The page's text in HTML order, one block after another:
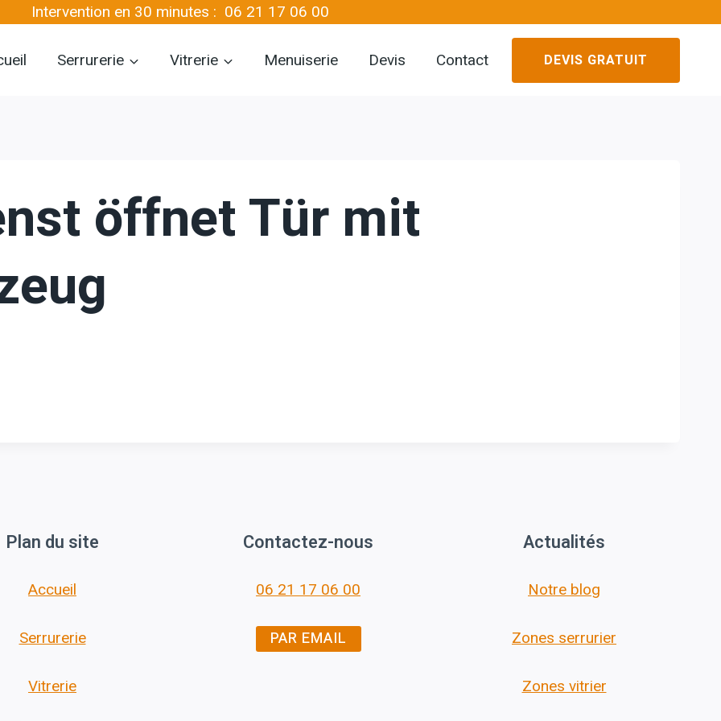
Intervention en 30 minutes : 06 21 17 06 00
Serrurerie Vitrerie Menuiserie Devis Contact DEVIS GRATUIT
öffnet Tür mit
Plan du site
Accueil
Serrurerie
Vitrerie
Contactez-nous
06 21 17 06 00
PAR EMAIL
Actualités
Notre blog
Zones serrurier
Zones vitrier